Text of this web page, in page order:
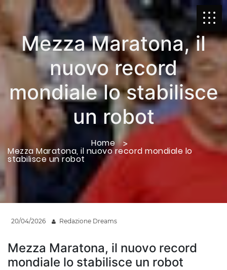
Mezza Maratona, il
nuovo record
mondiale lo stabilisce
un robot
Home
Mezza Maratona, il nuovo record mondiale lo
stabilisce un robot
20/04/2026 Redazione Dreams
Mezza Maratona, il nuovo record
mondiale lo stabilisce un robot